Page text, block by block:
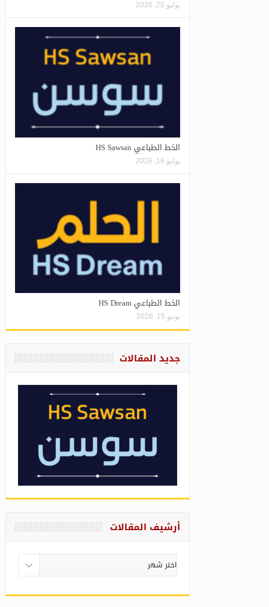
يوليو 20, 2026
الخط الطباعي HS Sawsan
يوليو 16, 2026
الخط الطباعي HS Dream
يونيو 15, 2026
جديد المقالات
أرشيف المقالات
أرشيف
المقالات